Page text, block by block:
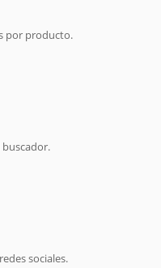
por producto.
buscador.
sociales.